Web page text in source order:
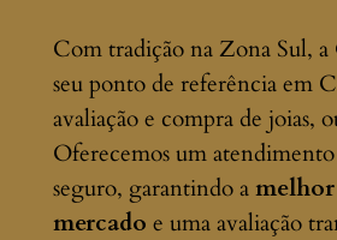
Com tradição na Zona Sul, a
seu ponto de referência em
avaliação e compra de joias,
Oferecemos um
seguro, garantindo a
mercado e uma avaliação